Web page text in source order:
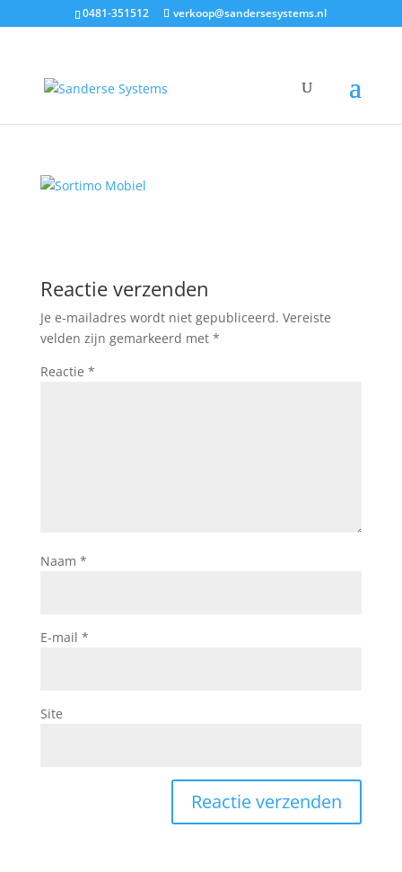
0481-351512 verkoop@sandersesystems.nl
doorSanderse|23 dec, 2016
Reactie verzenden
Je e-mailadres wordt niet gepubliceerd. Vereiste
velden zijn gemarkeerd met *
Reactie *
Naam *
E-mail *
Site